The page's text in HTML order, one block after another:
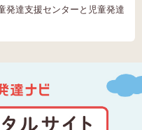
発達支援センターと児童発達